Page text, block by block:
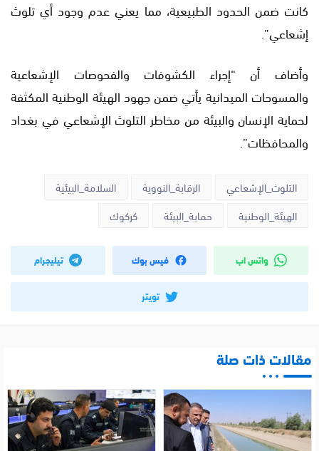
كانت ضمن الحدود الطبيعية، مما يعني عدم وجود أي تلوث
إشعاعي”.
وأضاف أن “إجراء الكشوفات والفحوصات الإشعاعية
والمسوحات الميدانية يأتي ضمن جهود الهيئة الوطنية المكثفة
لحماية الإنسان والبيئة من مخاطر التلوث الإشعاعي في بغداد
والمحافظات”.
التلوث_الإشعاعي الرقابة_النووية
السلامة_البيئية
الهيئة_الوطنية
حماية_البيئة كركوك
واتس اب فيس بوك تيليجرام
تويتر
مقالات ذات صلة